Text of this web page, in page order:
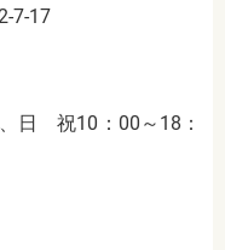
7-17
日 祝10：00～18：